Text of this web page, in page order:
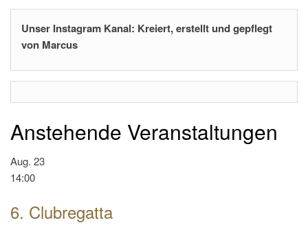
Unser Instagram Kanal: Kreiert, erstellt und gepflegt
von Marcus
Anstehende Veranstaltungen
Aug. 23
14:00
6. Clubregatta